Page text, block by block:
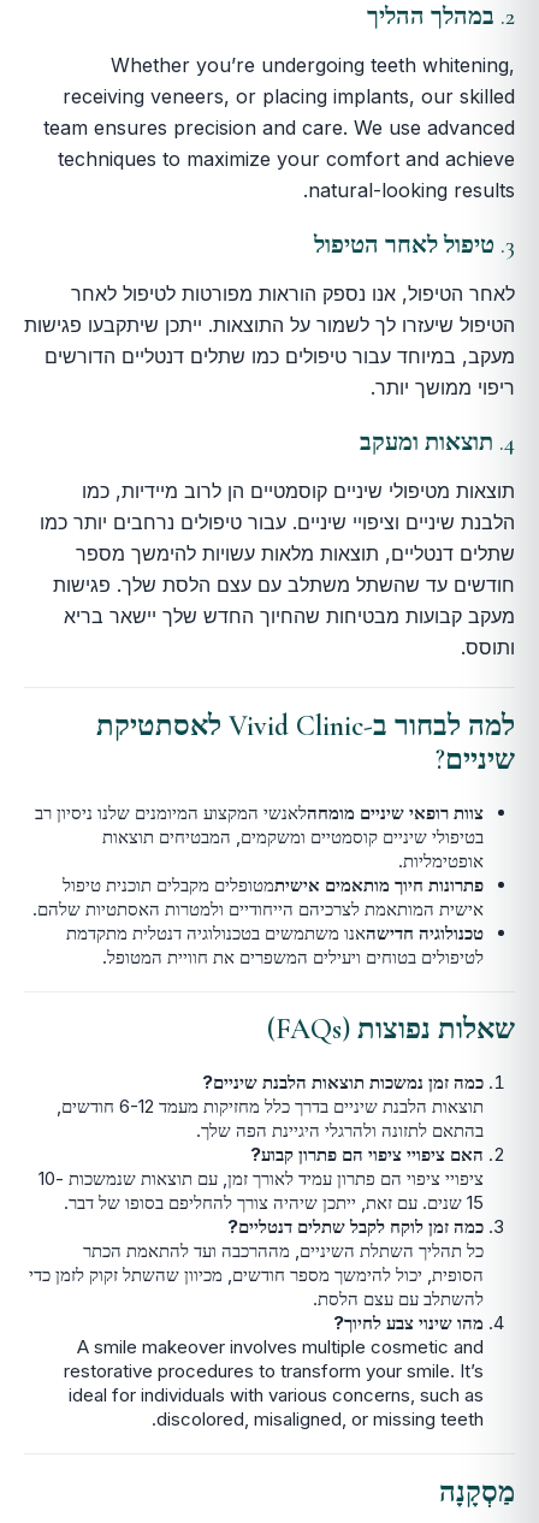
2. במהלך ההליך
Whether you’re undergoing teeth whitening,
receiving veneers, or placing implants, our skilled
team ensures precision and care. We use advanced
techniques to maximize your comfort and achieve
natural-looking results.
3. טיפול לאחר הטיפול
לאחר הטיפול, אנו נספק הוראות מפורטות לטיפול לאחר
הטיפול שיעזרו לך לשמור על התוצאות. ייתכן שיתקבעו פגישות
מעקב, במיוחד עבור טיפולים כמו שתלים דנטליים הדורשים
ריפוי ממושך יותר.
4. תוצאות ומעקב
תוצאות מטיפולי שיניים קוסמטיים הן לרוב מיידיות, כמו
הלבנת שיניים וציפויי שיניים. עבור טיפולים נרחבים יותר כמו
שתלים דנטליים, תוצאות מלאות עשויות להימשך מספר
חודשים עד שהשתל משתלב עם עצם הלסת שלך. פגישות
מעקב קבועות מבטיחות שהחיוך החדש שלך יישאר בריא
ותוסס.
למה לבחור ב-Vivid Clinic לאסתטיקת
שיניים?
צוות רופאי שיניים מומחהלאנשי המקצוע המיומנים שלנו ניסיון רב
בטיפולי שיניים קוסמטיים ומשקמים, המבטיחים תוצאות
אופטימליות.
פתרונות חיוך מותאמים אישיתמטופלים מקבלים תוכנית טיפול
אישית המותאמת לצרכיהם הייחודיים ולמטרות האסתטיות שלהם.
טכנולוגיה חדישהאנו משתמשים בטכנולוגיה דנטלית מתקדמת
לטיפולים בטוחים ויעילים המשפרים את חוויית המטופל.
שאלות נפוצות (FAQs)
כמה זמן נמשכות תוצאות הלבנת שיניים?
תוצאות הלבנת שיניים בדרך כלל מחזיקות מעמד 6-12 חודשים,
בהתאם לתזונה ולהרגלי היגיינת הפה שלך.
האם ציפויי ציפוי הם פתרון קבוע?
ציפויי ציפוי הם פתרון עמיד לאורך זמן, עם תוצאות שנמשכות 10-
15 שנים. עם זאת, ייתכן שיהיה צורך להחליפם בסופו של דבר.
כמה זמן לוקח לקבל שתלים דנטליים?
כל תהליך השתלת השיניים, מההרכבה ועד להתאמת הכתר
הסופית, יכול להימשך מספר חודשים, מכיוון שהשתל זקוק לזמן כדי
להשתלב עם עצם הלסת.
מהו שינוי צבע לחיוך?
A smile makeover involves multiple cosmetic and
restorative procedures to transform your smile. It’s
ideal for individuals with various concerns, such as
discolored, misaligned, or missing teeth.
מַסְקָנָה